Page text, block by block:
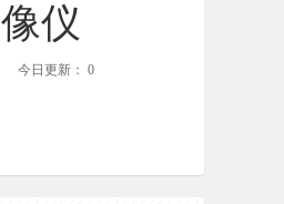
仪
今日更新： 0